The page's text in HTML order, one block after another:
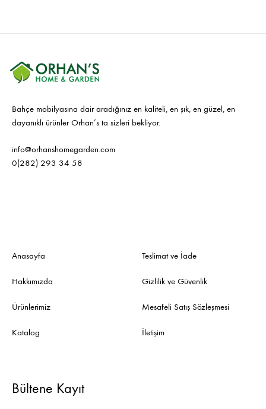
Bahçe mobilyasına dair aradığınız en kaliteli, en şık, en güzel, en
dayanıklı ürünler Orhan’s ta sizleri bekliyor.
info@orhanshomegarden.com
0(282) 293 34 58
Anasayfa
Hakkımızda
Ürünlerimiz
Katalog
Teslimat ve İade
Gizlilik ve Güvenlik
Mesafeli Satış Sözleşmesi
İletişim
Bültene Kayıt